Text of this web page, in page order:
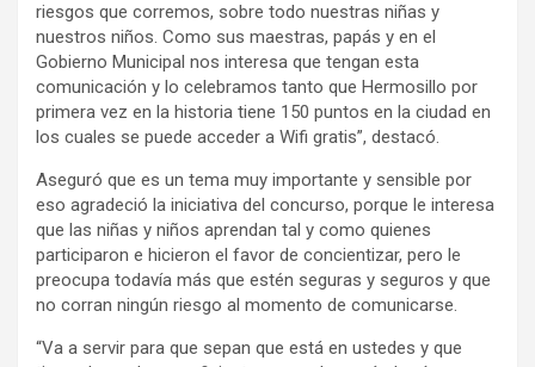
riesgos que corremos, sobre todo nuestras niñas y
nuestros niños. Como sus maestras, papás y en el
Gobierno Municipal nos interesa que tengan esta
comunicación y lo celebramos tanto que Hermosillo por
primera vez en la historia tiene 150 puntos en la ciudad en
los cuales se puede acceder a Wifi gratis”, destacó.
Aseguró que es un tema muy importante y sensible por
eso agradeció la iniciativa del concurso, porque le interesa
que las niñas y niños aprendan tal y como quienes
participaron e hicieron el favor de concientizar, pero le
preocupa todavía más que estén seguras y seguros y que
no corran ningún riesgo al momento de comunicarse.
“Va a servir para que sepan que está en ustedes y que